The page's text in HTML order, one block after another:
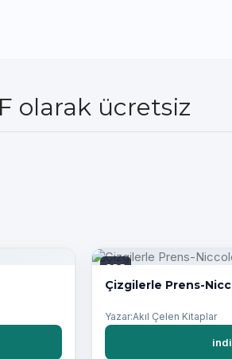
olarak ücretsiz
PDF
Çizgilerle Prens-
Yazar:Akıl Çelen Kitaplar